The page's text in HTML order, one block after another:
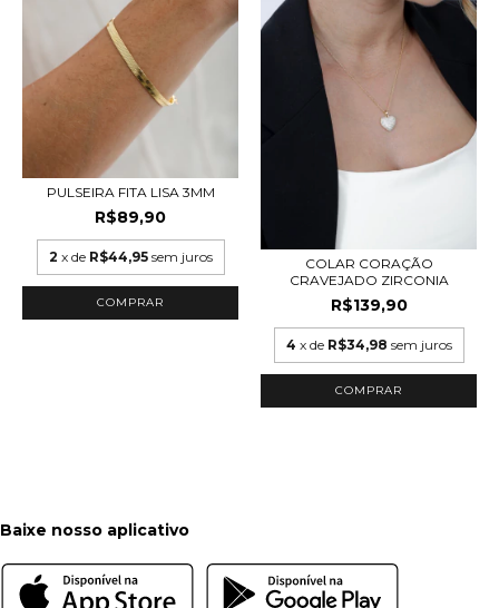
PULSEIRA FITA LISA 3MM
R$89,90
2 x de R$44,95 sem juros
COLAR CORAÇÃO
CRAVEJADO ZIRCONIA
R$139,90
4 x de R$34,98 sem juros
COMPRAR
Baixe nosso aplicativo